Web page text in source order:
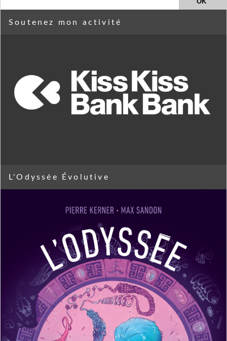
Soutenez mon activité
L'Odyssée Évolutive